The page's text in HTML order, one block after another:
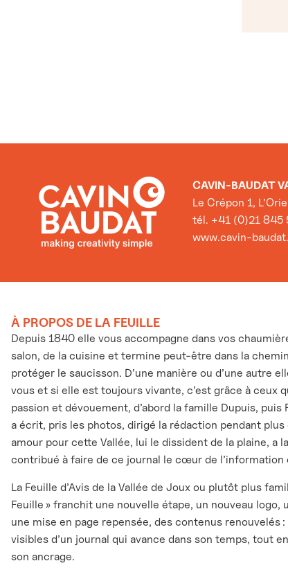
CAVIN-BAUDAT
Le Crépon 1,
tél. +41 (0)21 845
www.cavin-
À PROPOS DE LA FEUILLE
Depuis 1840 elle vous accompagne dans vos
salon, de la cuisine et termine peut-être dans la
protéger le saucisson. D’une manière ou d’une autre
vous et si elle est toujours vivante, c’est grâce à ceux
passion et dévouement, d’abord la famille Dupuis, puis
a écrit, pris les photos, dirigé la rédaction pendant plus
amour pour cette Vallée, lui le dissident de la plaine, a
contribué à faire de ce journal le cœur de l’information
La Feuille d’Avis de la Vallée de Joux ou plutôt plus
Feuille » franchit une nouvelle étape, un nouveau logo,
une mise en page repensée, des contenus renouvelés
visibles d’un journal qui avance dans son temps, tout
son ancrage.